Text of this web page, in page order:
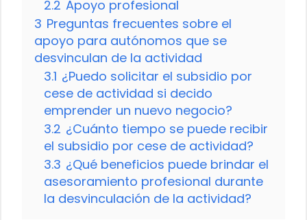
2.2 Apoyo profesional
3 Preguntas frecuentes sobre el
apoyo para autónomos que se
desvinculan de la actividad
3.1 ¿Puedo solicitar el subsidio por
cese de actividad si decido
emprender un nuevo negocio?
3.2 ¿Cuánto tiempo se puede recibir
el subsidio por cese de actividad?
3.3 ¿Qué beneficios puede brindar el
asesoramiento profesional durante
la desvinculación de la actividad?